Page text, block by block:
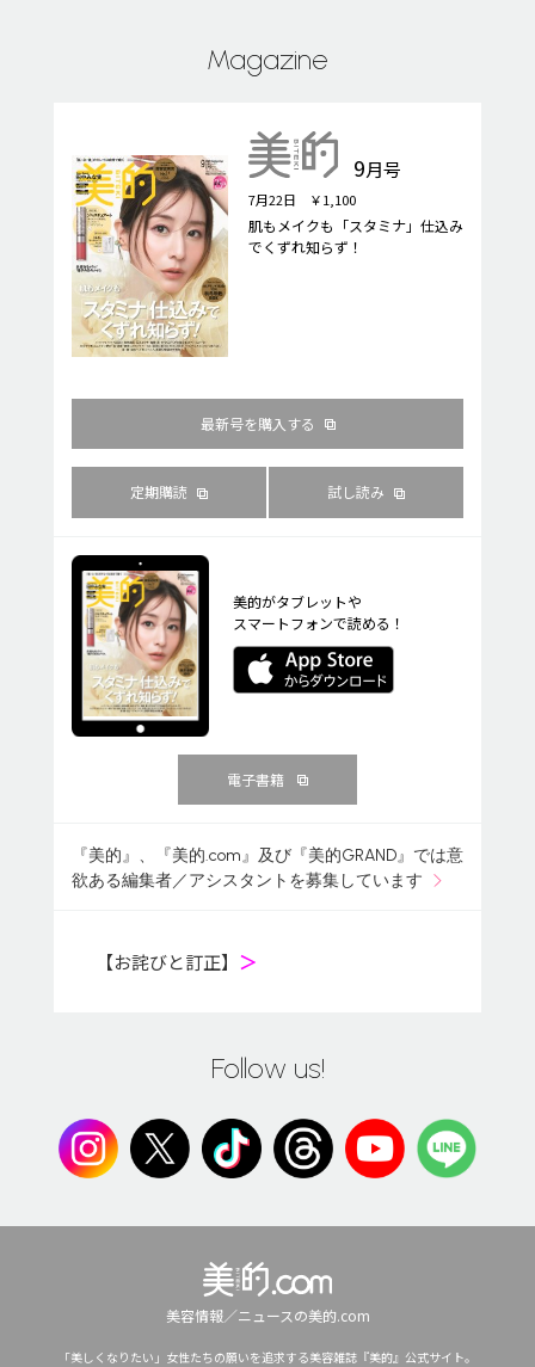
Magazine
9月号
7月22日 ￥1,100
肌もメイクも「スタミナ」仕込み
でくずれ知らず！
最新号を購入する
定期購読 試し読み
美的がタブレットや
スマートフォンで読める！
電子書籍
『美的』、『美的.com』及び『美的GRAND』では意
欲ある編集者／アシスタントを募集しています
【お詫びと訂正】 ＞
Follow us!
美容情報／ニュースの美的.com
「美しくなりたい」女性たちの願いを追求する美容雑誌『美的』公式サイト。